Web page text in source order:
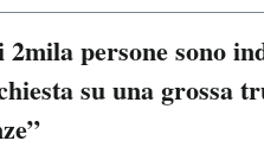
2mila persone sono
su una grossa